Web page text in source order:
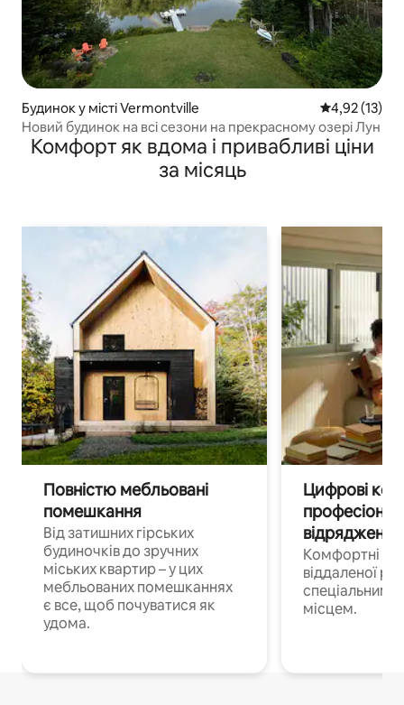
Будинок у місті Vermontville Середня
4,92 (13)
Новий будинок на всі сезони на прекрасному озері Лун
Комфорт як вдома і привабливі ціни
за місяць
Повністю мебльовані
помешкання
Від затишних гірських
будиночків до зручних
міських квартир – у цих
мебльованих помешканнях
є все, щоб почуватися як
удома.
Цифрові
Комфортні
віддаленої
спеціальним
місцем.